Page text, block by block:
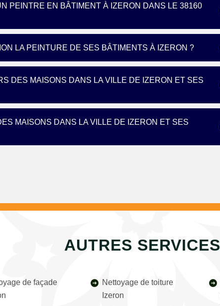
PEINTRE EN BÂTIMENT À IZERON DANS LE 38160
LA PEINTURE DE SES BÂTIMENTS À IZERON ?
DES MAISONS DANS LA VILLE DE IZERON ET SES
MAISONS DANS LA VILLE DE IZERON ET SES
AUTRES SERVICES
de façade
Nettoyage de toiture
Izeron